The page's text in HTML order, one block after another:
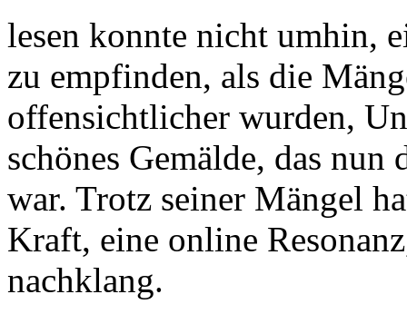
lesen konnte nicht umhin,
zu empfinden, als die
offensichtlicher wurden,
schönes Gemälde, das
war. Trotz seiner Mängel
Kraft, eine online
nachklang.